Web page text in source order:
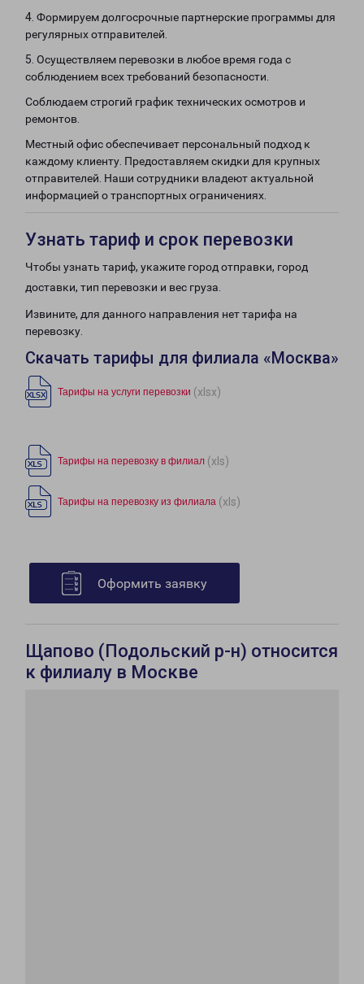
4. Формируем долгосрочные партнерские программы для
регулярных отправителей.
5. Осуществляем перевозки в любое время года с
соблюдением всех требований безопасности.
Соблюдаем строгий график технических осмотров и
ремонтов.
Местный офис обеспечивает персональный подход к
каждому клиенту. Предоставляем скидки для крупных
отправителей. Наши сотрудники владеют актуальной
информацией о транспортных ограничениях.
Узнать тариф и срок перевозки
Чтобы узнать тариф, укажите город отправки, город
доставки, тип перевозки и вес груза.
Извините, для данного направления нет тарифа на
перевозку.
Скачать тарифы для филиала «Москва»
Тарифы на услуги перевозки (xlsx)
Тарифы на перевозку в филиал (xls)
Тарифы на перевозку из филиала (xls)
Оформить заявку
Щапово (Подольский р-н) относится
к филиалу в Москве